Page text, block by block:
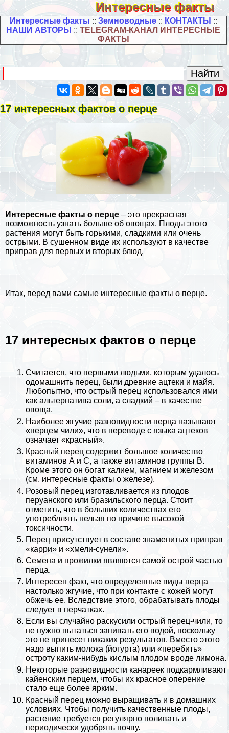
Интересные факты
Интересные факты :: Земноводные:: КОНТАКТЫ ::
НАШИ АВТОРЫ ::TELEGRAM-КАНАЛ ИНТЕРЕСНЫЕ
ФАКТЫ
17 интересных фактов о перце
Интересные факты о перце – это прекрасная
возможность узнать больше об овощах. Плоды этого
растения могут быть горькими, сладкими или очень
острыми. В сушенном виде их используют в качестве
приправ для первых и вторых блюд.
Итак, перед вами самые интересные факты о перце.
17 интересных фактов о перце
Считается, что первыми людьми, которым удалось
одомашнить перец, были древние ацтеки и майя.
Любопытно, что острый перец использовался ими
как альтернатива соли, а сладкий – в качестве
овоща.
Наиболее жгучие разновидности перца называют
«перцем чили», что в переводе с языка ацтеков
означает «красный».
Красный перец содержит большое количество
витаминов А и С, а также витаминов группы B.
Кроме этого он богат калием, магнием и железом
(см. интересные факты о железе).
Розовый перец изготавливается из плодов
перуанского или бразильского перца. Стоит
отметить, что в больших количествах его
употрeбллять нельзя по причине высокой
токсичности.
Перец присутствует в составе знаменитых приправ
«карри» и «хмели-сунели».
Семена и прожилки являются самой острой частью
перца.
Интересен факт, что определенные виды перца
настолько жгучие, что при контакте с кожей могут
обжечь ее. Вследствие этого, обpaбатывать плоды
следует в перчатках.
Если вы случайно раскусили острый перец-чили, то
не нужно пытаться запивать его водой, поскольку
это не принесет никаких результатов. Вместо этого
надо выпить молока (йогурта) или «перебить»
остроту каким-нибудь кислым плодом вроде лимона.
Некоторые разновидности канареек подкармливают
кайенским перцем, чтобы их красное оперение
стало еще более ярким.
Красный перец можно выращивать и в домашних
условиях. Чтобы получить качественные плоды,
растение требуется регулярно поливать и
периодически удобрять почву.